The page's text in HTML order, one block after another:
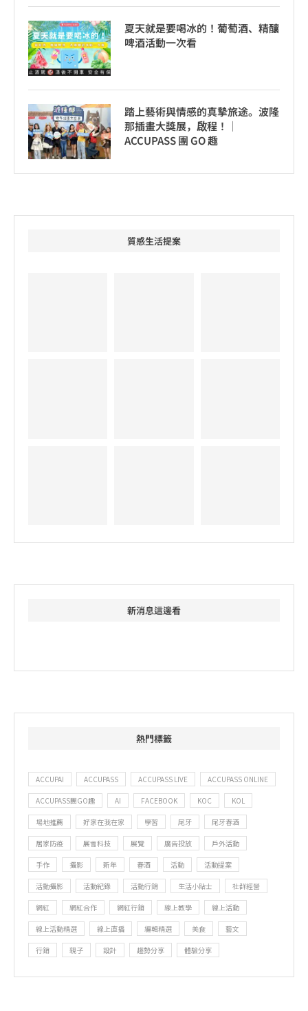
夏天就是要喝冰的！葡萄酒、精釀
啤酒活動一次看
踏上藝術與情感的真摯旅途。波隆
那插畫大獎展，啟程！│
ACCUPASS 團 GO 趣
質感生活提案
新消息這邊看
熱門標籤
ACCUPAI ACCUPASS ACCUPASS LIVE ACCUPASS ONLINE
ACCUPASS團GO趣 AI FACEBOOK KOC KOL
場地推薦 好家在我在家 學習 尾牙 尾牙春酒
居家防疫 展會科技 展覽 廣告投放 戶外活動
手作 攝影 新年 春酒 活動 活動提案
活動攝影 活動紀錄 活動行銷 生活小貼士 社群經營
網紅 網紅合作 網紅行銷 線上教學 線上活動
線上活動精選 線上直播 編輯精選 美食 藝文
行銷 親子 設計 趨勢分享 體驗分享